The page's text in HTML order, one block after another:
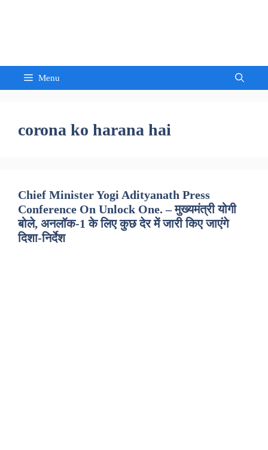
Menu
corona ko harana hai
Chief Minister Yogi Adityanath Press
Conference On Unlock One. – मुख्यमंत्री योगी
बोले, अनलॉक-1 के लिए कुछ देर में जारी किए जाएंगे
दिशा-निर्देश